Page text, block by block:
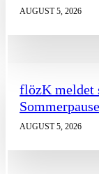
AUGUST 5, 2026
flözK meldet
AUGUST 5, 2026